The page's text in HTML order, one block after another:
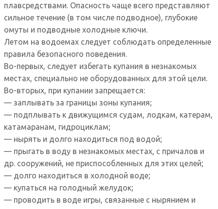
плавсредствами. Опасность чаще всего представляют
сильное течение (в том числе подводное), глубокие
омуты и подводные холодные ключи.
Летом на водоемах следует соблюдать определенные
правила безопасного поведения.
Во-первых, следует избегать купания в незнакомых
местах, специально не оборудованных для этой цели.
Во-вторых, при купании запрещается:
— заплывать за границы зоны купания;
— подплывать к движущимся судам, лодкам, катерам,
катамаранам, гидроциклам;
— нырять и долго находиться под водой;
— прыгать в воду в незнакомых местах, с причалов и
др. сооружений, не приспособленных для этих целей;
— долго находиться в холодной воде;
— купаться на голодный желудок;
— проводить в воде игры, связанные с нырянием и